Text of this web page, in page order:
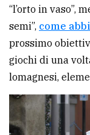
“l’orto in vaso”,
semi”, come
prossimo
giochi di una
lomagnesi,